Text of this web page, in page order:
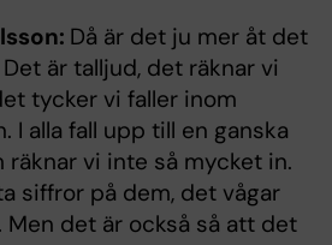
Då är det ju mer åt det
är talljud, det räknar vi
tycker vi faller inom
I alla fall upp till en ganska
räknar vi inte så mycket in.
siffror på dem, det vågar
Men det är också så att det